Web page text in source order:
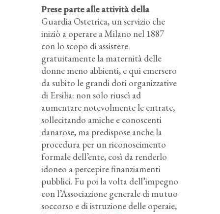
Prese parte alle attività della
Guardia Ostetrica, un servizio che
iniziò a operare a Milano nel 1887
con lo scopo di assistere
gratuitamente la maternità delle
donne meno abbienti, e qui emersero
da subito le grandi doti organizzative
di Ersilia: non solo riuscì ad
aumentare notevolmente le entrate,
sollecitando amiche e conoscenti
danarose, ma predispose anche la
procedura per un riconoscimento
formale dell’ente, così da renderlo
idoneo a percepire finanziamenti
pubblici. Fu poi la volta dell’impegno
con l’Associazione generale di mutuo
soccorso e di istruzione delle operaie,